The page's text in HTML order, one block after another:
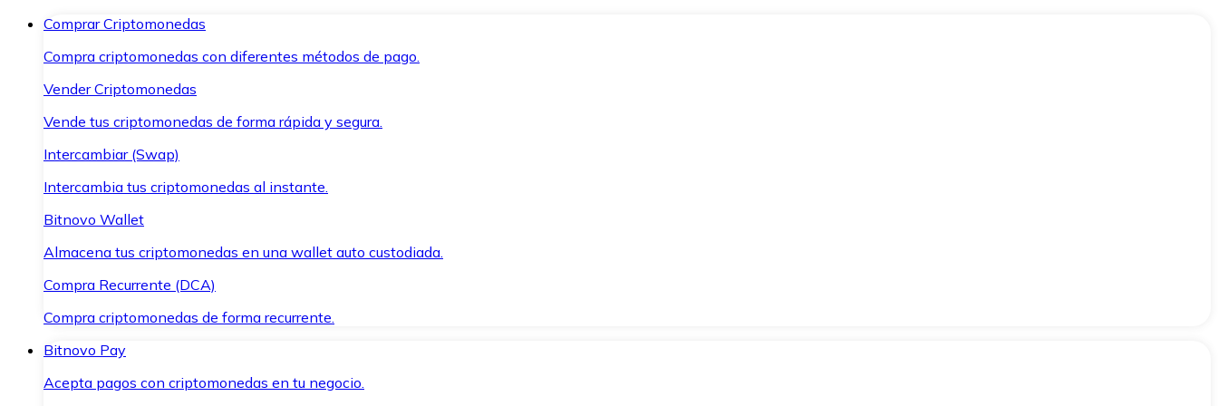
Comprar Criptomonedas
Compra criptomonedas con diferentes métodos de pago.
Vender Criptomonedas
Vende tus criptomonedas de forma rápida y segura.
Intercambiar (Swap)
Intercambia tus criptomonedas al instante.
Bitnovo Wallet
Almacena tus criptomonedas en una wallet auto custodiada.
Compra Recurrente (DCA)
Compra criptomonedas de forma recurrente.
Bitnovo Pay
Acepta pagos con criptomonedas en tu negocio.